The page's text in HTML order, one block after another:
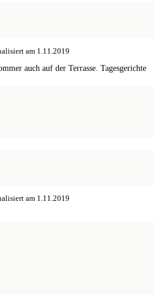
am 1.11.2019
auch auf der Terrasse. Tagesgerichte
am 1.11.2019